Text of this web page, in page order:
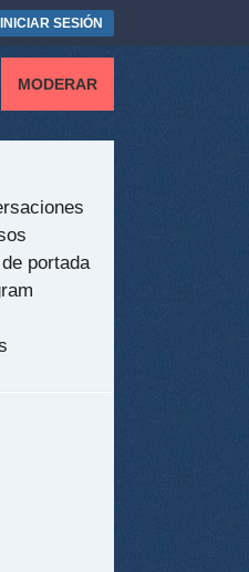
INICIAR SESIÓN
MODERAR
portada